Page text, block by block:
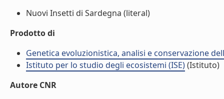
Nuovi Insetti di Sardegna (literal)
Prodotto di
Genetica evoluzionistica, analisi e conservazione
Istituto per lo studio degli ecosistemi (ISE)(Istituto)
Autore CNR